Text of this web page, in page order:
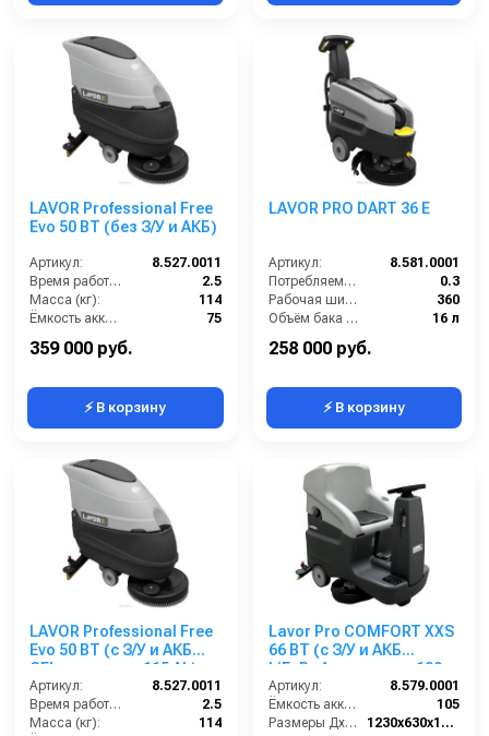
LAVOR Professional Free
Evo 50 BT (без З/У и АКБ)
Артикул:
8.527.0011
Время работы (ч):
2.5
Масса (кг):
114
Ёмкость аккумуляторов (Ач):
75
359 000 руб.
⚡ В корзину
LAVOR PRO DART 36 E
Артикул:
8.581.0001
Потребляемая мощность (кВт):
0.3
Рабочая ширина щеток (мм):
360
Объём бака для грязной воды (л):
16 л
258 000 руб.
⚡ В корзину
LAVOR Professional Free
Evo 50 BT (с З/У и АКБ
GEL емкостью 115 Ah)
Артикул:
8.527.0011
Время работы (ч):
2.5
Масса (кг):
114
Lavor Pro COMFORT XXS
66 BT (с З/У и АКБ
LiFePo4 емкостью 100
Ah)
Артикул:
8.579.0001
Ёмкость аккумуляторов (Ач):
105
Размеры ДхШхВ (мм):
1230x630x1210